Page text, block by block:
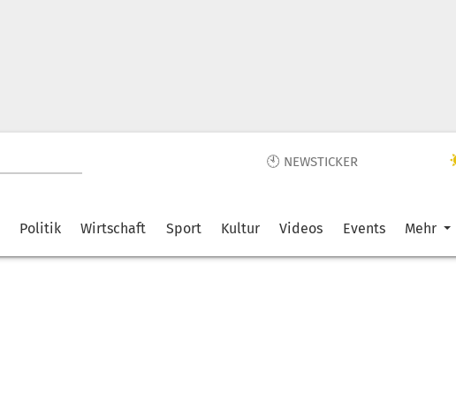
🕙 NEWSTICKER
Politik Wirtschaft Sport Kultur Videos Events Mehr